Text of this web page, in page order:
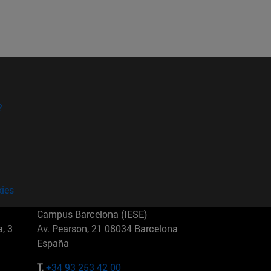
3
Campus Barcelona (IESE)
Av. Pearson, 21 08034 Barcelona
España
T.+34 93 253 42 00